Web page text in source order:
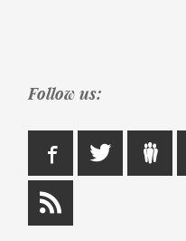
Follow us: